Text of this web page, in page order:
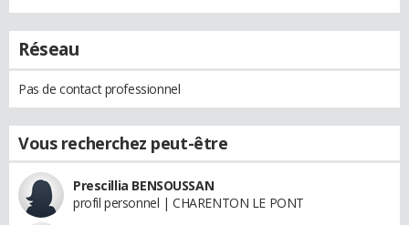
Réseau
Pas de contact professionnel
Vous recherchez peut-être
Prescillia BENSOUSSAN
profil personnel | CHARENTON LE PONT